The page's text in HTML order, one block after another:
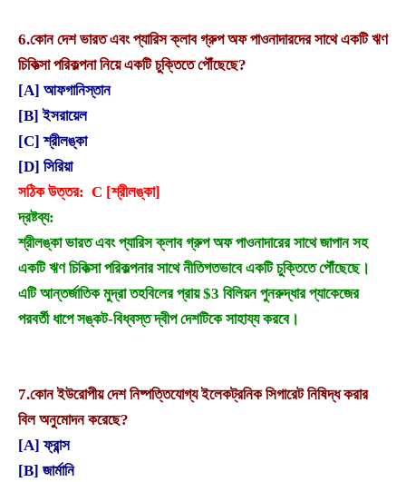
6.কোন দেশ ভারত এবং প্যারিস ক্লাব গ্রুপ অফ পাওনাদারদের সাথে একটি ঋণ
চিকিত্সা পরিকল্পনা নিয়ে একটি চুক্তিতে পৌঁছেছে?
[A] আফগানিস্তান
[B] ইসরায়েল
[C] শ্রীলঙ্কা
[D] সিরিয়া
সঠিক উত্তর: C [শ্রীলঙ্কা]
দ্রষ্টব্য:
শ্রীলঙ্কা ভারত এবং প্যারিস ক্লাব গ্রুপ অফ পাওনাদারের সাথে জাপান সহ
একটি ঋণ চিকিত্সা পরিকল্পনার সাথে নীতিগতভাবে একটি চুক্তিতে পৌঁছেছে।
এটি আন্তর্জাতিক মুদ্রা তহবিলের প্রায় $3 বিলিয়ন পুনরুদ্ধার প্যাকেজের
পরবর্তী ধাপে সঙ্কট-বিধ্বস্ত দ্বীপ দেশটিকে সাহায্য করবে।
7.কোন ইউরোপীয় দেশ নিষ্পত্তিযোগ্য ইলেকট্রনিক সিগারেট নিষিদ্ধ করার
বিল অনুমোদন করেছে?
[A] ফ্রান্স
[B] জার্মানি